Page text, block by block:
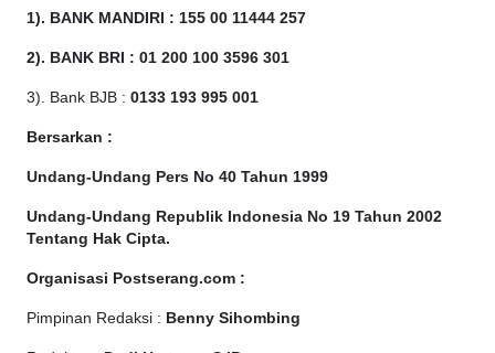
1). BANK MANDIRI : 155 00 11444 257
2). BANK BRI : 01 200 100 3596 301
3). Bank BJB : 0133 193 995 001
Bersarkan :
Undang-Undang Pers No 40 Tahun 1999
Undang-Undang Republik Indonesia No 19 Tahun 2002
Tentang Hak Cipta.
Organisasi Postserang.com :
Pimpinan Redaksi : Benny Sihombing